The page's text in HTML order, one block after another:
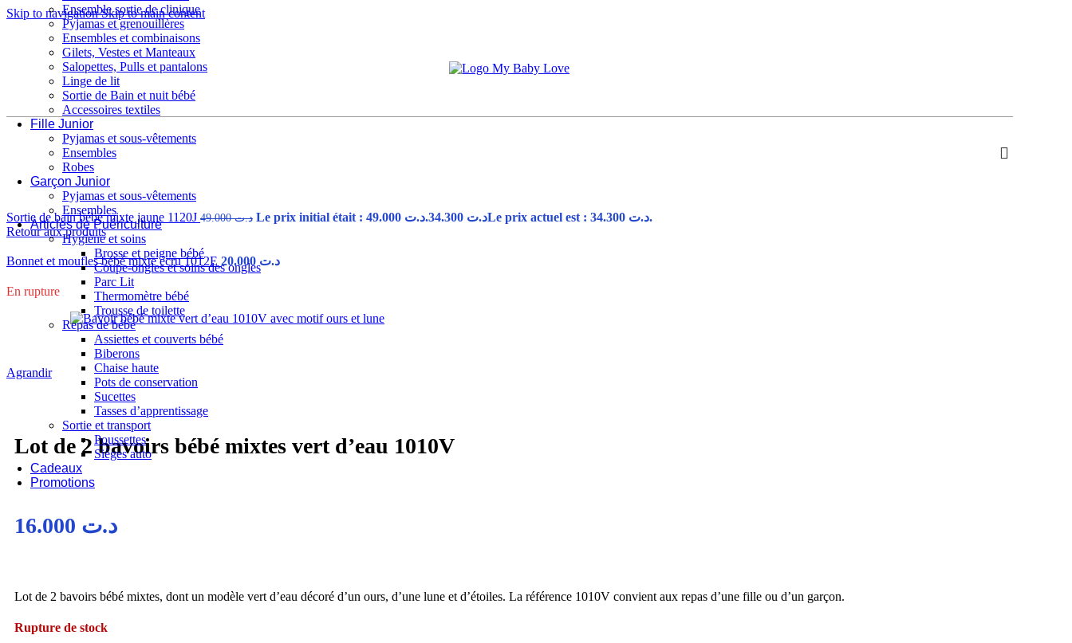
Skip to navigationSkip to main content
Ensemble sortie de clinique
Pyjamas et grenouillères
Ensembles et combinaisons
Gilets, Vestes et Manteaux
Salopettes, Pulls et pantalons
Linge de lit
Sortie de Bain et nuit bébé
Accessoires textiles
Fille Junior
Pyjamas et sous-vêtements
Ensembles
Robes
Garçon Junior
Pyjamas et sous-vêtements
Ensembles
Articles de Puériculture
Hygiène et soins
Brosse et peigne bébé
Coupe-ongles et soins des ongles
Parc Lit
Thermomètre bébé
Trousse de toilette
Repas de bébé
Assiettes et couverts bébé
Biberons
Chaise haute
Pots de conservation
Sucettes
Tasses d’apprentissage
Sortie et transport
Poussettes
Sièges auto
Cadeaux
Promotions
Accueil/ Bébé Garçon
Sortie de bain bébé mixte jaune 1120J د.ت49.000 Le prix initial était : د.ت 49.000. د.ت
Le prix actuel est : د.ت 34.300.
Retour aux produits
Bonnet et moufles bébé mixte écru 1012E د.ت
En rupture
Agrandir
Lot de 2 bavoirs bébé mixtes vert d’eau 1010V
د.ت
Lot de 2 bavoirs bébé mixtes, dont un modèle vert d’eau décoré d’un ours, d’une lune et d’étoiles. La référence 1010V convient aux repas d’une fille ou d’un garçon.
Rupture de stock